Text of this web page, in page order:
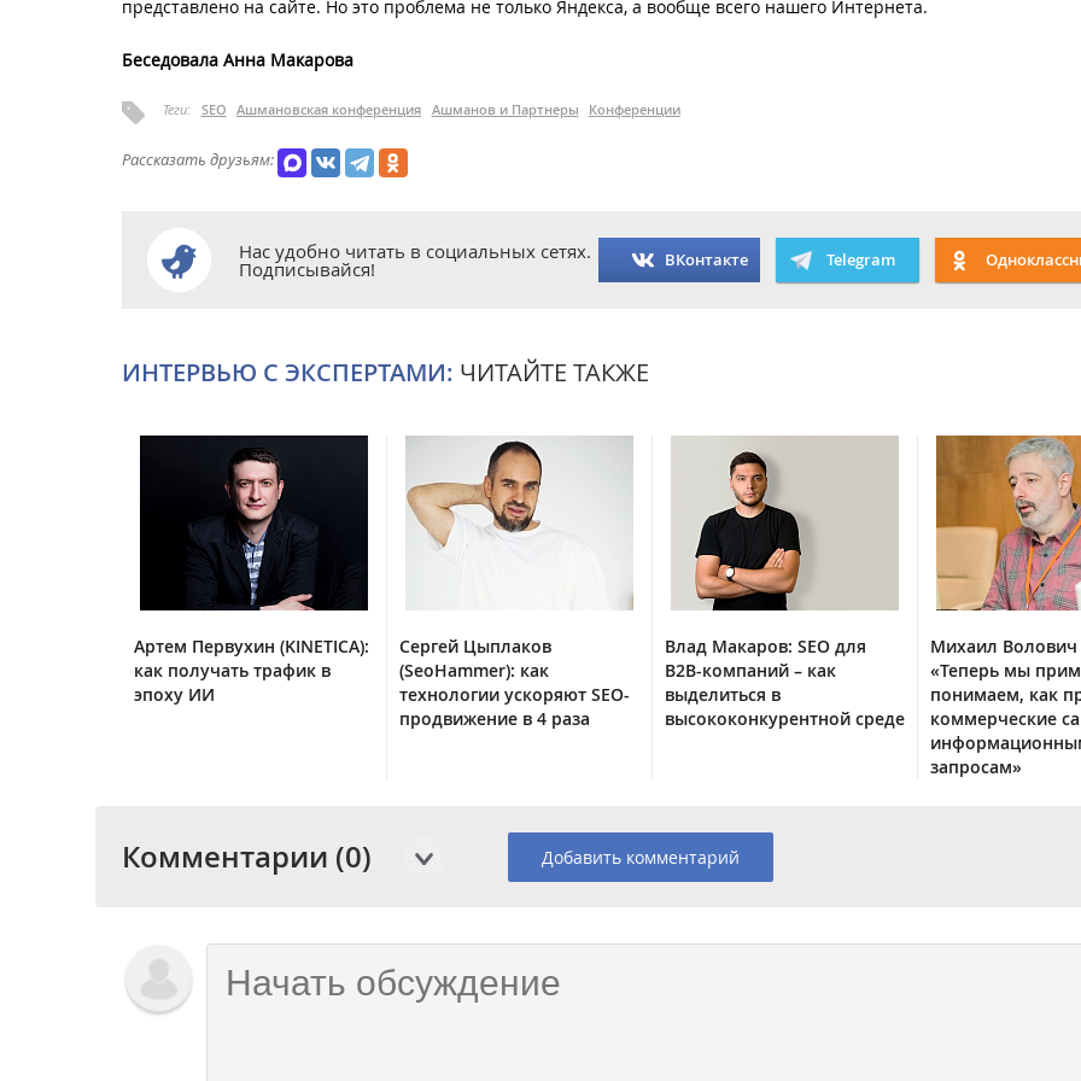
представлено на сайте. Но это проблема не только Яндекса, а вообще всего нашего Интернета.
Беседовала Анна Макарова
Теги: SEO Ашмановская конференция Ашманов и Партнеры Конференции
Рассказать друзьям:
Нас удобно читать в социальных сетях.
Подписывайся! ВКонтакте Telegram
ИНТЕРВЬЮ С ЭКСПЕРТАМИ: ЧИТАЙТЕ ТАКЖЕ
Артем Первухин (KINETICA):
как получать трафик в
эпоху ИИ
Сергей Цыплаков
(SeoHammer): как
технологии ускоряют SEO-
продвижение в 4 раза
Влад Макаров: SEO для
B2B-компаний – как
выделиться в
высококонкурентной среде
Михаил Волович
«Теперь мы
понимаем, как
коммерческие
запросам»
Комментарии (0) Добавить комментарий